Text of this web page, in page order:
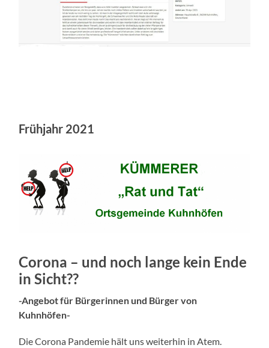
Frühjahr 2021
Corona – und noch lange kein Ende
in Sicht??
-Angebot für Bürgerinnen und Bürger von
Kuhnhöfen-
Die Corona Pandemie hält uns weiterhin in Atem.